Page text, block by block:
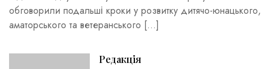
обговорили подальші кроки у розвитку дитячо-юнацького,
аматорського та ветеранського […]
Редакція